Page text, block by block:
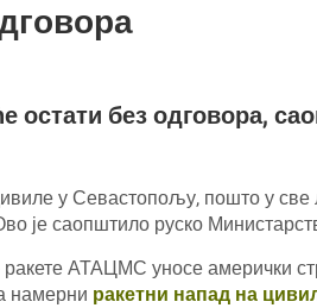
без одговора,
у Севастопољу, пошто у све
је саопштило руско
ракете АТАЦМС уносе амерички
намерни ракетни напад на